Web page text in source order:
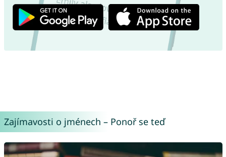
Zajímavosti o jménech – Ponoř se teď